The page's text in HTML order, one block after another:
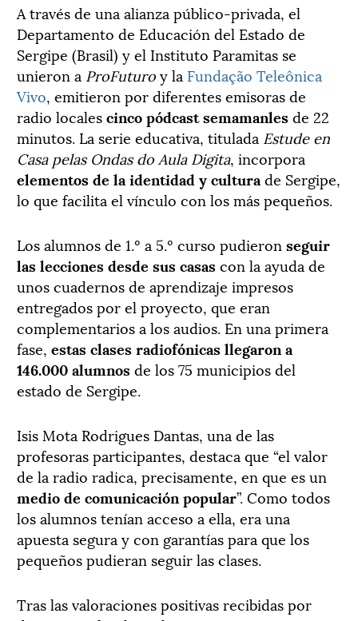
A través de una alianza público-privada, el
Departamento de Educación del Estado de
Sergipe (Brasil) y el Instituto Paramitas se
unieron a ProFuturoy la Fundação Teleônica
Vivo, emitieron por diferentes emisoras de
radio localescinco pódcast semamanlesde 22
minutos. La serie educativa, titulada Estude en
Casa pelas Ondas do Aula Digita, incorpora
elementos de la identidad y cultura de Sergipe,
lo que facilita el vínculo con los más pequeños.
Los alumnos de 1.º a 5.º curso pudieron seguir
las lecciones desde sus casascon la ayuda de
unos cuadernos de aprendizaje impresos
entregados por el proyecto, que eran
complementarios a los audios. En una primera
fase, estas clases radiofónicas llegaron a
146.000 alumnosde los 75 municipios del
estado de Sergipe.
Isis Mota Rodrigues Dantas, una de las
profesoras participantes, destaca que “el valor
de la radio radica, precisamente, en que es un
medio de comunicación popular”. Como todos
los alumnos tenían acceso a ella, era una
apuesta segura y con garantías para que los
pequeños pudieran seguir las clases.
Tras las valoraciones positivas recibidas por